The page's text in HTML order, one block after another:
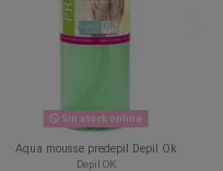
Sin stock online
Aqua mousse predepil Depil Ok
Depil OK